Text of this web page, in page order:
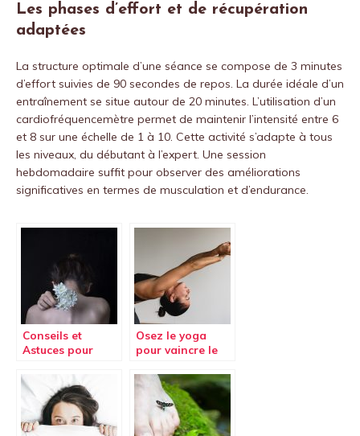
Les phases d’effort et de récupération
adaptées
La structure optimale d’une séance se compose de 3 minutes
d’effort suivies de 90 secondes de repos. La durée idéale d’un
entraînement se situe autour de 20 minutes. L’utilisation d’un
cardiofréquencemètre permet de maintenir l’intensité entre 6
et 8 sur une échelle de 1 à 10. Cette activité s’adapte à tous
les niveaux, du débutant à l’expert. Une session
hebdomadaire suffit pour observer des améliorations
significatives en termes de musculation et d’endurance.
Conseils et
Astuces pour
de dos
Osez le yoga
pour vaincre le